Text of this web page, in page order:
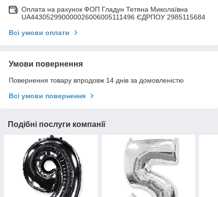
Оплата на рахунок ФОП Гладун Тетяна Миколаївна
UA443052990000026006005111496 ЄДРПОУ 2985115684
Всі умови оплати
Умови повернення
Повернення товару впродовж 14 днів за домовленістю
Всі умови повернення
Подібні послуги компанії